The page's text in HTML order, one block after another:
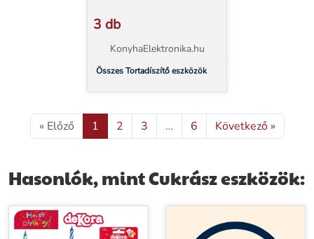
3 db
KonyhaElektronika.hu
Összes Tortadíszítő eszközök
« Előző 1 2 3 … 6 Következő »
Hasonlók, mint Cukrász eszközök: